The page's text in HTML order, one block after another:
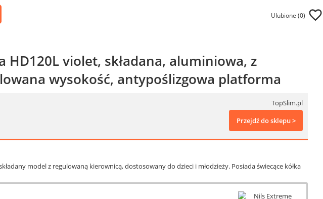
Ulubione (0)
HD120L violet, składana, aluminiowa, z
wysokość, antypoślizgowa platforma
TopSlim.pl
Przejdź do sklepu >
model z regulowaną kierownicą, dostosowany do dzieci i młodzieży. Posiada świecące kółka